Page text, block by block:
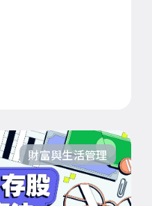
財富與生活管理